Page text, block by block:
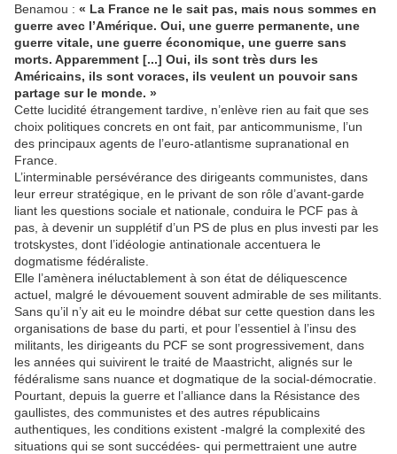
Benamou : « La France ne le sait pas, mais nous sommes en
guerre avec l’Amérique. Oui, une guerre permanente, une
guerre vitale, une guerre économique, une guerre sans
morts. Apparemment [...] Oui, ils sont très durs les
Américains, ils sont voraces, ils veulent un pouvoir sans
partage sur le monde. »
Cette lucidité étrangement tardive, n’enlève rien au fait que ses
choix politiques concrets en ont fait, par anticommunisme, l’un
des principaux agents de l’euro-atlantisme supranational en
France.
L’interminable persévérance des dirigeants communistes, dans
leur erreur stratégique, en le privant de son rôle d’avant-garde
liant les questions sociale et nationale, conduira le PCF pas à
pas, à devenir un supplétif d’un PS de plus en plus investi par les
trotskystes, dont l’idéologie antinationale accentuera le
dogmatisme fédéraliste.
Elle l’amènera inéluctablement à son état de déliquescence
actuel, malgré le dévouement souvent admirable de ses militants.
Sans qu’il n’y ait eu le moindre débat sur cette question dans les
organisations de base du parti, et pour l’essentiel à l’insu des
militants, les dirigeants du PCF se sont progressivement, dans
les années qui suivirent le traité de Maastricht, alignés sur le
fédéralisme sans nuance et dogmatique de la social-démocratie.
Pourtant, depuis la guerre et l’alliance dans la Résistance des
gaullistes, des communistes et des autres républicains
authentiques, les conditions existent -malgré la complexité des
situations qui se sont succédées- qui permettraient une autre